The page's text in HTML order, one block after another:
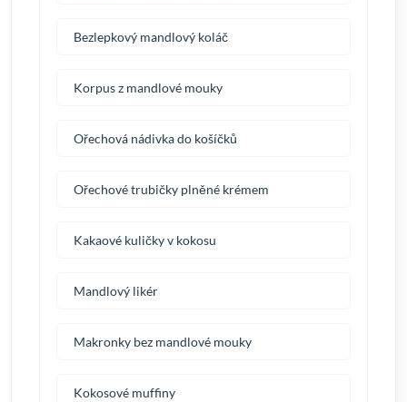
Bezlepkový mandlový koláč
Korpus z mandlové mouky
Ořechová nádivka do košíčků
Ořechové trubičky plněné krémem
Kakaové kuličky v kokosu
Mandlový likér
Makronky bez mandlové mouky
Kokosové muffiny